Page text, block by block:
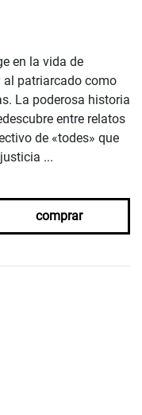
en la vida de
al patriarcado como
La poderosa historia
entre relatos
de «todes» que
...
comprar